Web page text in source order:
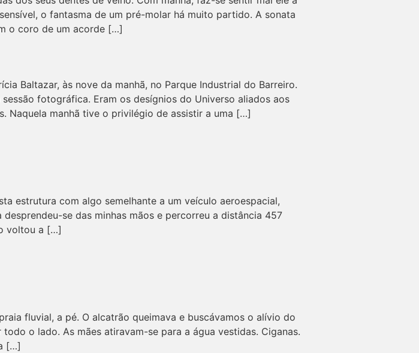
o fantasma de um pré-molar há muito partido. A sonata
o coro de um acorde […]
Baltazar, às nove da manhã, no Parque Industrial do Barreiro.
fotográfica. Eram os desígnios do Universo aliados aos
Naquela manhã tive o privilégio de assistir a uma […]
estrutura com algo semelhante a um veículo aeroespacial,
se das minhas mãos e percorreu a distância 457
voltou a […]
fluvial, a pé. O alcatrão queimava e buscávamos o alívio do
o lado. As mães atiravam-se para a água vestidas. Ciganas.
[…]